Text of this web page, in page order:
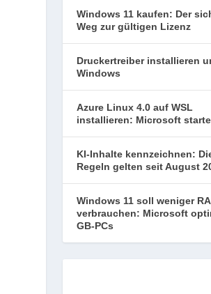
Windows 11 kaufen: Der
Weg zur gültigen Lizenz
Druckertreiber installieren
Windows
Azure Linux 4.0 auf WSL
installieren: Microsoft
KI-Inhalte kennzeichnen:
Regeln gelten seit August
Windows 11 soll weniger
verbrauchen: Microsoft
GB-PCs